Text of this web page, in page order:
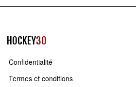
HOCKEY30
Confidentialité
Termes et conditions